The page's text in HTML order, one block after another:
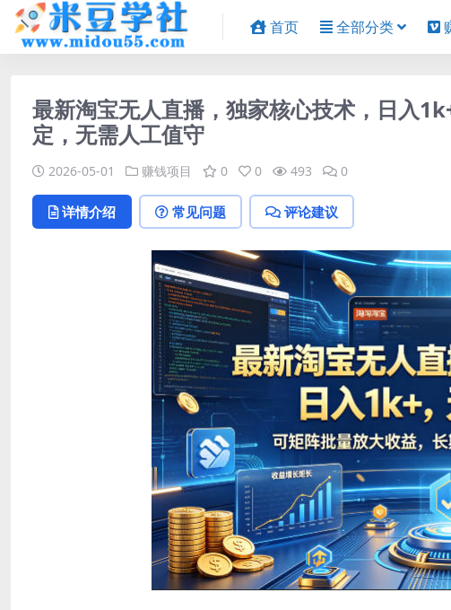
首页 全部分类
最新淘宝无人直播，独家核心技术，日入
定，无需人工值守
2026-05-01 赚钱项目 0 0 493 0
详情介绍 常见问题 评论建议